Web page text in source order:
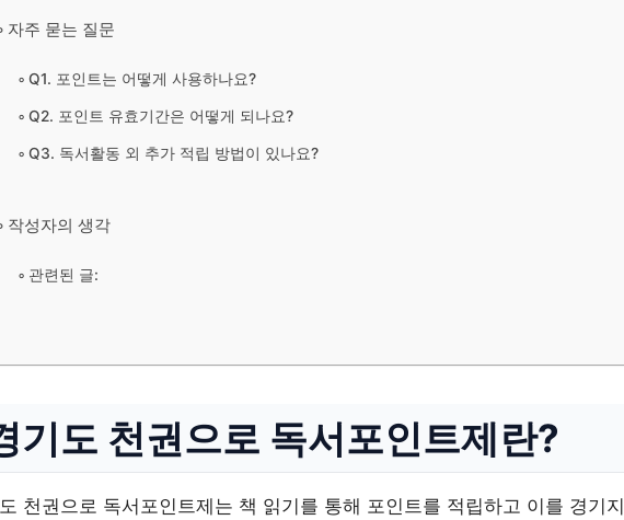
자주 묻는 질문
Q1. 포인트는 어떻게 사용하나요?
Q2. 포인트 유효기간은 어떻게 되나요?
Q3. 독서활동 외 추가 적립 방법이 있나요?
작성자의 생각
관련된 글:
기도 천권으로 독서포인트제란?
천권으로 독서포인트제는 책 읽기를 통해 포인트를 적립하고 이를 경기